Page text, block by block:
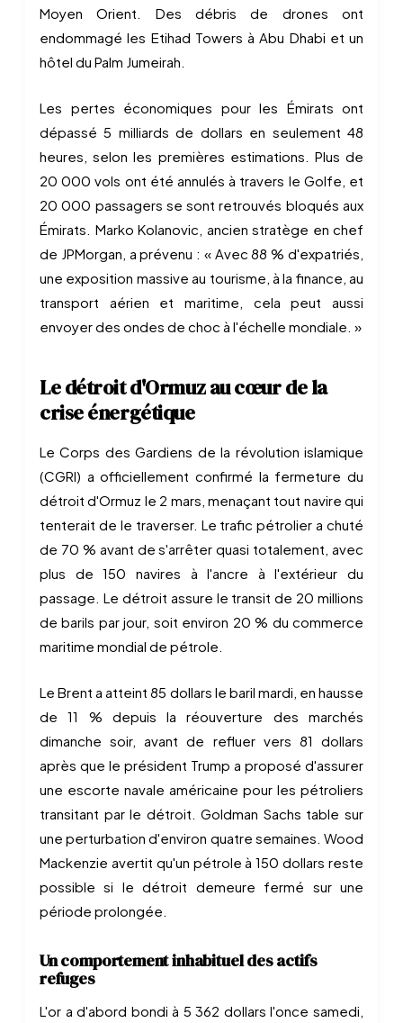
Moyen Orient. Des débris de drones ont
endommagé les Etihad Towers à Abu Dhabi et un
hôtel du Palm Jumeirah.
Les pertes économiques pour les Émirats ont
dépassé 5 milliards de dollars en seulement 48
heures, selon les premières estimations. Plus de
20 000 vols ont été annulés à travers le Golfe, et
20 000 passagers se sont retrouvés bloqués aux
Émirats. Marko Kolanovic, ancien stratège en chef
de JPMorgan, a prévenu : « Avec 88 % d'expatriés,
une exposition massive au tourisme, à la finance, au
transport aérien et maritime, cela peut aussi
envoyer des ondes de choc à l'échelle mondiale. »
Le détroit d'Ormuz au cœur de la
crise énergétique
Le Corps des Gardiens de la révolution islamique
(CGRI) a officiellement confirmé la fermeture du
détroit d'Ormuz le 2 mars, menaçant tout navire qui
tenterait de le traverser. Le trafic pétrolier a chuté
de 70 % avant de s'arrêter quasi totalement, avec
plus de 150 navires à l'ancre à l'extérieur du
passage. Le détroit assure le transit de 20 millions
de barils par jour, soit environ 20 % du commerce
maritime mondial de pétrole.
Le Brent a atteint 85 dollars le baril mardi, en hausse
de 11 % depuis la réouverture des marchés
dimanche soir, avant de refluer vers 81 dollars
après que le président Trump a proposé d'assurer
une escorte navale américaine pour les pétroliers
transitant par le détroit. Goldman Sachs table sur
une perturbation d'environ quatre semaines. Wood
Mackenzie avertit qu'un pétrole à 150 dollars reste
possible si le détroit demeure fermé sur une
période prolongée.
Un comportement inhabituel des actifs
refuges
L'or a d'abord bondi à 5 362 dollars l'once samedi,